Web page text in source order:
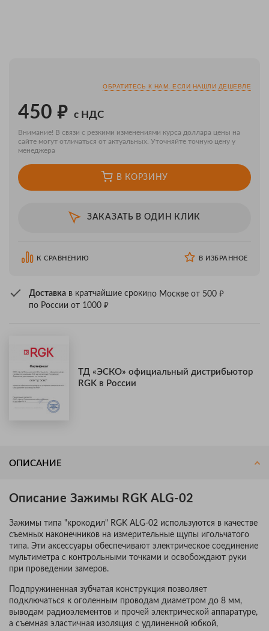
ОБРАТИТЕСЬ К НАМ, ЕСЛИ НАШЛИ ДЕШЕВЛЕ
450 ₽ с НДС
Внимание! В связи с резкими изменениями курса доллара цены на
сайте могут отличаться от актуальных. Уточняйте точную цену у
менеджера
В КОРЗИНУ
ЗАКАЗАТЬ В ОДИН КЛИК
К СРАВНЕНИЮ В ИЗБРАННОЕ
Доставка в кратчайшие срокипо Москве от 500 ₽
по России от 1000 ₽
ТД «ЭСКО» официальный дистрибьютор
RGK в России
ОПИСАНИЕ
Описание Зажимы RGK ALG-02
Зажимы типа "крокодил" RGK ALG-02 используются в качестве
съемных наконечников на измерительные щупы игольчатого
типа. Эти аксессуары обеспечивают электрическое соединение
мультиметра с контрольными точками и освобождают руки
при проведении замеров.
Подпружиненная зубчатая конструкция позволяет
подключаться к оголенным проводам диаметром до 8 мм,
выводам радиоэлементов и прочей электрической аппаратуре,
а съемная эластичная изоляция с удлиненной юбкой,